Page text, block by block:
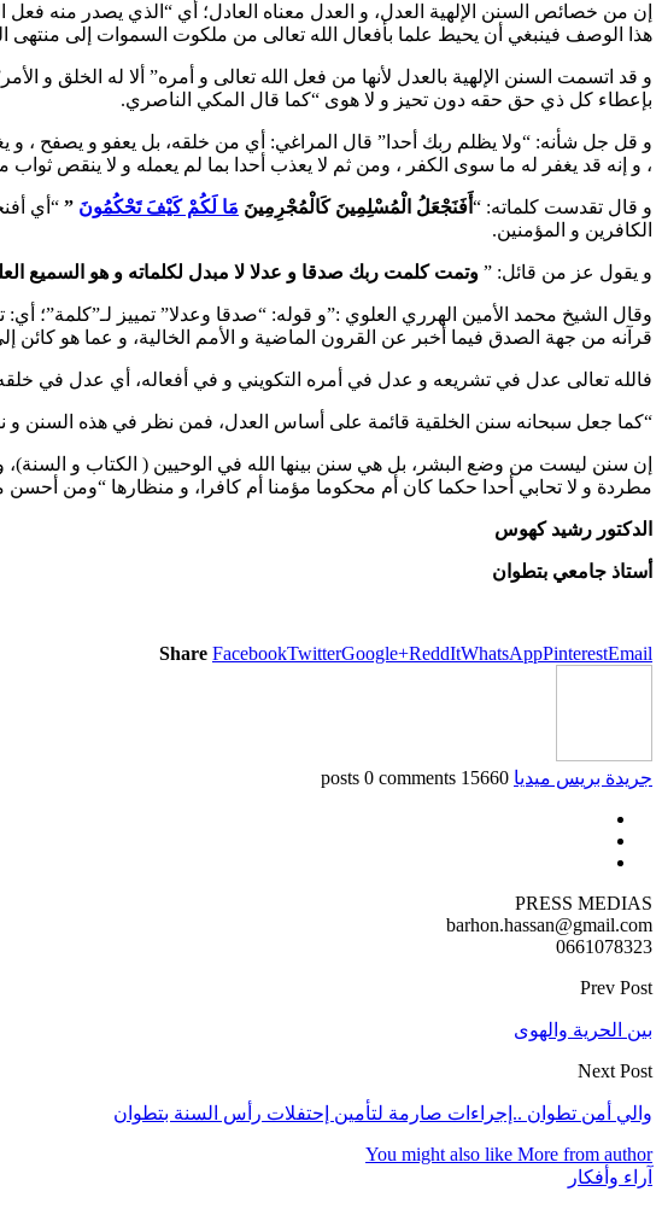
إن من خصائص السنن الإلهية العدل، و العدل معناه العادل؛ أي “الذي يصدر منه
هذا الوصف فينبغي أن يحيط علما بأفعال الله تعالى من ملكوت السموات إلى منتهى
بإعطاء كل ذي حق حقه دون تحيز و لا هوى “كما قال المكي الناصري.
و قل جل شأنه: “ولا يظلم ربك أحدا” قال المراغي: أي من خلقه، بل يعفو و يصفح ، و
، و إنه قد يغفر له ما سوى الكفر ، ومن ثم لا يعذب أحدا بما لم يعمله و لا ينقص ثواب
و قال تقدست كلماته: “ أَفَنَجْعَلُ الْمُسْلِمِينَ كَالْمُجْرِمِينَ مَا لَكُمْ كَيْفَ تَحْكُمُونَ ” “أي
الكافرين و المؤمنين.
و يقول عز من قائل: ” وتمت كلمت ربك صدقا و عدلا لا مبدل لكلماته و هو السميع
وقال الشيخ محمد الأمين الهرري العلوي :”و قوله: “صدقا وعدلا” تمييز
قرآنه من جهة الصدق فيما أخبر عن القرون الماضية و الأمم الخالية، و عما هو كائن
فالله تعالى عدل في تشريعه و عدل في أمره التكويني و في أفعاله، أي عدل في
“كما جعل سبحانه سنن الخلقية قائمة على أساس العدل، فمن نظر في هذه السنن و
إن سنن ليست من وضع البشر، بل هي سنن بينها الله في الوحيين ( الكتاب و
مطردة و لا تحابي أحدا حكما كان أم محكوما مؤمنا أم كافرا، و منظارها “ومن
الدكتور رشيد كهوس
أستاذ جامعي بتطوان
Share FacebookTwitterGoogle+ReddItWhatsAppPinterestEmail
جريدة بريس ميديا 15660 posts
0 comments
PRESS MEDIAS
barhon.hassan@gmail.com
0661078323
Prev Post
بين الحرية والهوى
Next Post
والي أمن تطوان ..إجراءات صارمة لتأمين إحتفلات رأس السنة بتطوان
You might also like More from author
آراء وأفكار